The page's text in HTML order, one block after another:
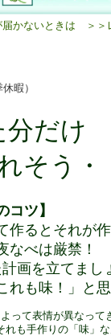
届かないときは ＞
暇）
分だけ
そう
コツ】
るとそれが作
なべは厳禁！
画を立てまし
も味！」と
って表情が異なって
も手作りの「味」な